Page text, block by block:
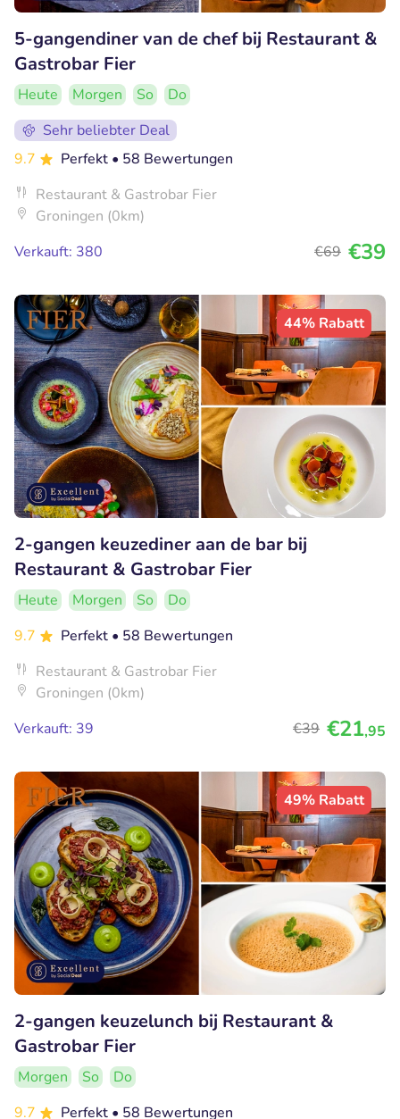
5-gangendiner van de chef bij Restaurant &
Gastrobar Fier
Heute Morgen So
Do
Sehr beliebter Deal
9.7
Perfekt • 58 Bewertungen
Restaurant & Gastrobar Fier
Groningen (0km)
Verkauft: 380
€69 €39
44% Rabatt
2-gangen keuzediner aan de bar bij
Restaurant & Gastrobar Fier
Heute Morgen So
Do
9.7
Perfekt • 58 Bewertungen
Restaurant & Gastrobar Fier
Groningen (0km)
Verkauft: 39
€39 €21,95
49% Rabatt
2-gangen keuzelunch bij Restaurant &
Gastrobar Fier
Morgen So
Do
9.7
Perfekt • 58 Bewertungen